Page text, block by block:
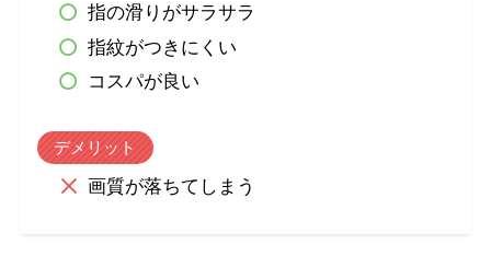
指の滑りがサラサラ
指紋がつきにくい
コスパが良い
デメリット
画質が落ちてしまう